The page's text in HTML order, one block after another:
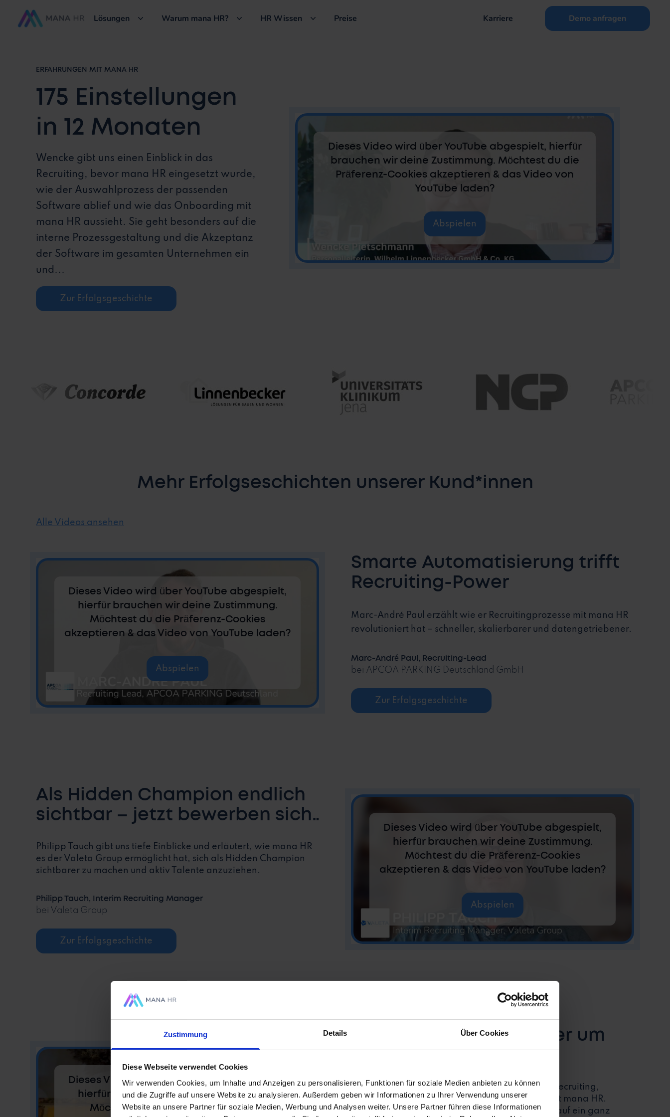
Zustimmung Details Über Cookies
Diese Webseite verwendet Cookies
Wir verwenden Cookies, um Inhalte und Anzeigen zu personalisieren, Funktionen für soziale Medien anbieten zu können
und die Zugriffe auf unsere Website zu analysieren. Außerdem geben wir Informationen zu Ihrer Verwendung unserer
Website an unsere Partner für soziale Medien, Werbung und Analysen weiter. Unsere Partner führen diese Informationen
Lösungen Warum mana HR? HR Wissen Preise Karriere Demo anfragen
ERFAHRUNGEN MIT MANA HR
175 Einstellungen
in 12 Monaten
Wencke gibt uns einen Einblick in das
Recruiting, bevor mana HR eingesetzt wurde,
wie der Auswahlprozess der passenden
Software ablief und wie das Onboarding mit
mana HR aussieht. Sie geht besonders auf die
interne Prozessgestaltung und die Akzeptanz
der Software im gesamten Unternehmen ein
und...
Zur Erfolgsgeschichte
Dieses Video wird über YouTube abgespielt, hierfür
brauchen wir deine Zustimmung. Möchtest du die
Präferenz-Cookies akzeptieren & das Video von
YouTube laden?
Abspielen
Mehr Erfolgseschichten unserer Kund*innen
Alle Videos ansehen
Dieses Video wird über YouTube abgespielt,
hierfür brauchen wir deine Zustimmung.
Möchtest du die Präferenz-Cookies
akzeptieren & das Video von YouTube laden?
Abspielen
Smarte Automatisierung trifft
Recruiting-Power
Marc-André Paul erzählt wie er Recruitingprozesse mit mana HR
revolutioniert hat – schneller, skalierbarer und datengetriebener.
Marc-André Paul, Recruiting-Lead
bei APCOA PARKING Deutschland GmbH
Zur Erfolgsgeschichte
Dieses Video wird über YouTube abgespielt,
hierfür brauchen wir deine Zustimmung.
Möchtest du die Präferenz-Cookies
akzeptieren & das Video von YouTube laden?
Abspielen
Als Hidden Champion endlich
sichtbar – jetzt bewerben sich
Philipp Tauch gibt uns tiefe Einblicke und erläutert, wie mana HR
es der Valeta Group ermöglicht hat, sich als Hidden Champion
sichtbarer zu machen und aktiv Talente anzuziehen.
Philipp Tauch, Interim Recruiting Manager
bei Valeta Group
Zur Erfolgsgeschichte
Dieses Video wird über YouTube abgespielt,
hierfür brauchen wir deine Zustimmung.
Möchtest du die Präferenz-Cookies
Recruiting Prozessdauer um
50% verkürzt
Doreen Hemmann, ehemalige Teamleiterin im Recruiting,
berichtet von ihren persönlichen Erfahrungen mit mana HR.
Entdecke, wie mana HR den Recruiting-Prozess auf ein ganz